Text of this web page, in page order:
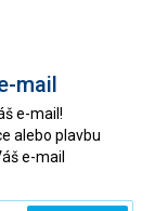
mail
e-mail!
alebo plavbu
e-mail